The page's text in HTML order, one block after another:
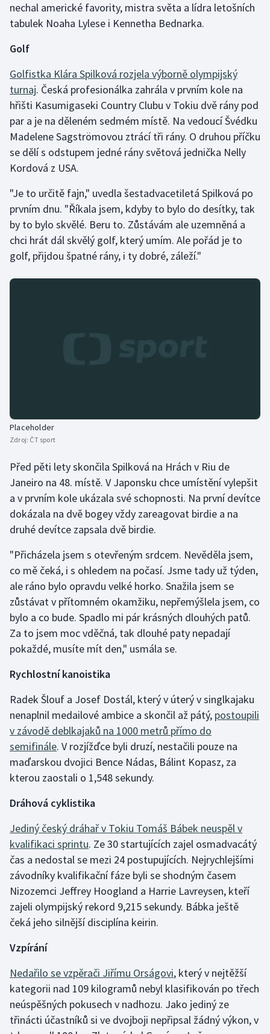
Veslování
Vodní slalom
Volejbal
Ostatní
nechal americké favority, mistra světa a lídra letošních
tabulek Noaha Lylese i Kennetha Bednarka.
Golf
Golfistka Klára Spilková rozjela výborně olympijský
turnaj. Česká profesionálka zahrála v prvním kole na
hřišti Kasumigaseki Country Clubu v Tokiu dvě rány pod
par a je na děleném sedmém místě. Na vedoucí Švédku
Madelene Sagströmovou ztrácí tři rány. O druhou příčku
se dělí s odstupem jedné rány světová jednička Nelly
Kordová z USA.
"Je to určitě fajn," uvedla šestadvacetiletá Spilková po
prvním dnu. "Říkala jsem, kdyby to bylo do desítky, tak
by to bylo skvělé. Beru to. Zůstávám ale uzemněná a
chci hrát dál skvělý golf, který umím. Ale pořád je to
golf, přijdou špatné rány, i ty dobré, záleží."
Placeholder
Zdroj: ČT sport
Před pěti lety skončila Spilková na Hrách v Riu de
Janeiro na 48. místě. V Japonsku chce umístění vylepšit
a v prvním kole ukázala své schopnosti. Na první devítce
dokázala na dvě bogey vždy zareagovat birdie a na
druhé devítce zapsala dvě birdie.
"Přicházela jsem s otevřeným srdcem. Nevěděla jsem,
co mě čeká, i s ohledem na počasí. Jsme tady už týden,
ale ráno bylo opravdu velké horko. Snažila jsem se
zůstávat v přítomném okamžiku, nepřemýšlela jsem, co
bylo a co bude. Spadlo mi pár krásných dlouhých patů.
Za to jsem moc vděčná, tak dlouhé paty nepadají
pokaždé, musíte mít den," usmála se.
Rychlostní kanoistika
Radek Šlouf a Josef Dostál, který v úterý v singlkajaku
nenaplnil medailové ambice a skončil až pátý, postoupili
v závodě deblkajaků na 1000 metrů přímo do
semifinále. V rozjížďce byli druzí, nestačili pouze na
maďarskou dvojici Bence Nádas, Bálint Kopasz, za
kterou zaostali o 1,548 sekundy.
Dráhová cyklistika
Jediný český dráhař v Tokiu Tomáš Bábek neuspěl v
kvalifikaci sprintu. Ze 30 startujících zajel osmadvacátý
čas a nedostal se mezi 24 postupujících. Nejrychlejšími
závodníky kvalifikační fáze byli se shodným časem
Nizozemci Jeffrey Hoogland a Harrie Lavreysen, kteří
zajeli olympijský rekord 9,215 sekundy. Bábka ještě
čeká jeho silnější disciplína keirin.
Vzpírání
Nedařilo se vzpěrači Jiřímu Orságovi, který v nejtěžší
kategorii nad 109 kilogramů nebyl klasifikován po třech
neúspěšných pokusech v nadhozu. Jako jediný ze
třinácti účastníků si ve dvojboji nepřipsal žádný výkon, v